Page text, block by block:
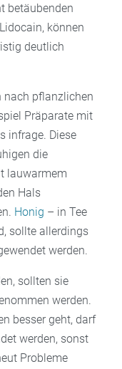
betäubenden
können
deutlich
nach pflanzlichen
Präparate mit
infrage. Diese
die
lauwarmem
Hals
Honig – in Tee
sollte allerdings
werden.
sollten sie
werden.
besser geht, darf
werden, sonst
Probleme